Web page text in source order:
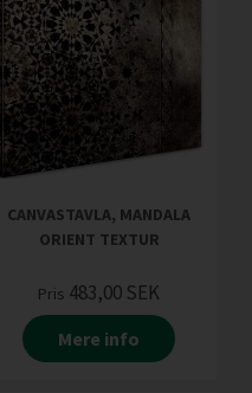
CANVASTAVLA, MANDALA
ORIENT TEXTUR
Pris 483,00 SEK
Mere info